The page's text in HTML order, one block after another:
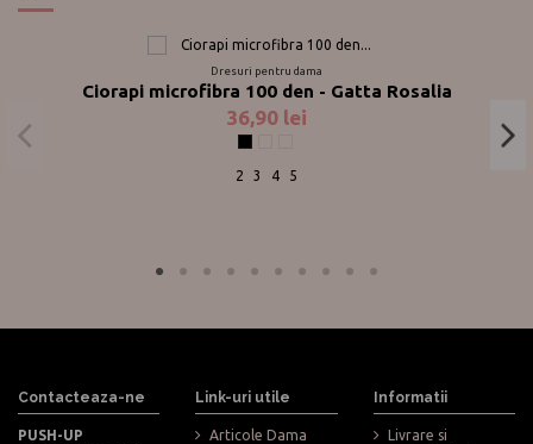
Dresuri pentru dama
Ciorapi microfibra 100 den - Gatta Rosalia
36,90 lei
Negru
2
3 4 5
Contacteaza-ne
PUSH-UP
Link-uri utile
Articole Dama
Informatii
Livrare si